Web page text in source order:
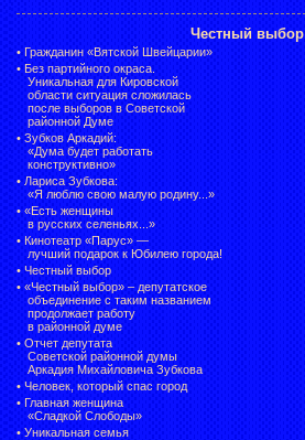
Честный выбор
• Гражданин «Вятской Швейцарии»
• Без партийного окраса.
Уникальная для Кировской
области ситуация сложилась
после выборов в Советской
районной Думе
• Зубков Аркадий:
«Дума будет работать
конструктивно»
• Лариса Зубкова:
«Я люблю свою малую родину...»
• «Есть женщины
в русских селеньях...»
• Кинотеатр «Парус» —
лучший подарок к Юбилею города!
• Честный выбор
• «Честный выбор» – депутатское
объединение с таким названием
продолжает работу
в районной думе
• Отчет депутата
Советской районной думы
Аркадия Михайловича Зубкова
• Человек, который спас город
• Главная женщина
«Сладкой Слободы»
• Уникальная семья